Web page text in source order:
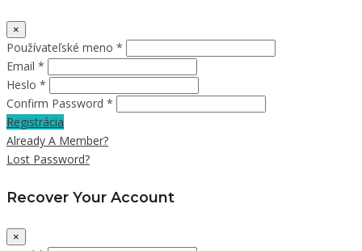
×
Používateľské meno *
Email *
Heslo *
Confirm Password *
Registrácia
Already A Member?
Lost Password?
Recover Your Account
×